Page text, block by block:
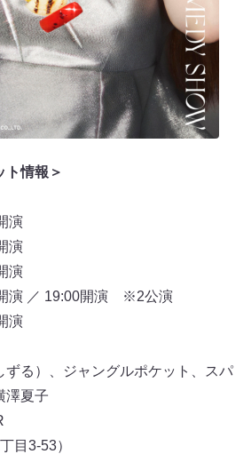
ト情報＞
演
演
演
演 ／ 19:00開演 ※2公演
演
ずる）、ジャングルポケット、スパ
澤夏子
目3-53）